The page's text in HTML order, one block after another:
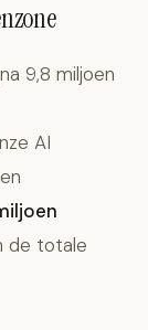
9,8 miljoen
AI
de totale